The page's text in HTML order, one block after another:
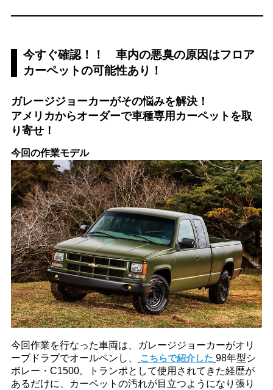
今すぐ確認！！ 車内の悪臭の原因はフロア
カーペットの可能性あり！
ガレージジョーカーがその悩みを解決！
アメリカからオーダーで車種専用カーペットを取
り寄せ！
今回の作業モデル
今回作業を行なった車両は、ガレージジョーカーがオリ
ーブドラブでオールペンし、
こちらで紹介した 98年型シ
ボレー・C1500。トランポとして使用されてきた経歴が
あるだけに、カーペットの汚れが目立つようになり張り